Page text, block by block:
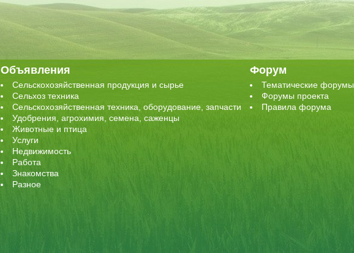
Объявления
Сельскохозяйственная продукция и сырье
Сельхоз техника
Сельскохозяйственная техника, оборудование, запчасти
Удобрения, агрохимия, семена, саженцы
Животные и птица
Услуги
Недвижимость
Работа
Знакомства
Разное
Форум
Тематические форумы
Форумы проекта
Правила форума